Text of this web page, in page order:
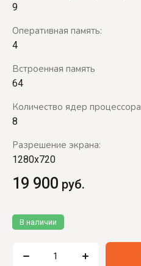
9
Оперативная память:
4
Встроенная память
64
Количество ядер процессора
8
Разрешение экрана:
1280x720
В наличии
19 900 руб.